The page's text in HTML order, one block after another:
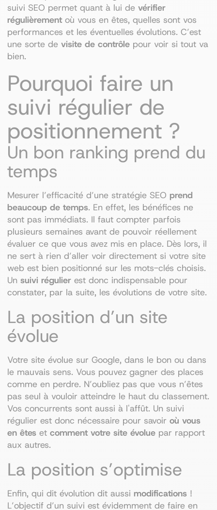
suivi SEO permet quant à lui de vérifier
régulièrement où vous en êtes, quelles sont vos
performances et les éventuelles évolutions. C’est
une sorte de visite de contrôle pour voir si tout va
bien.
Pourquoi faire un
suivi régulier de
positionnement ?
Un bon ranking prend du
temps
Mesurer l’efficacité d’une stratégie SEO prend
beaucoup de temps. En effet, les bénéfices ne
sont pas immédiats. Il faut compter parfois
plusieurs semaines avant de pouvoir réellement
évaluer ce que vous avez mis en place. Dès lors, il
ne sert à rien d’aller voir directement si votre site
web est bien positionné sur les mots-clés choisis.
Un suivi régulier est donc indispensable pour
constater, par la suite, les évolutions de votre site.
La position d’un site
évolue
Votre site évolue sur Google, dans le bon ou dans
le mauvais sens. Vous pouvez gagner des places
comme en perdre. N’oubliez pas que vous n’êtes
pas seul à vouloir atteindre le haut du classement.
Vos concurrents sont aussi à l'affût. Un suivi
régulier est donc nécessaire pour savoir où vous
en êtes et comment votre site évolue par rapport
aux autres.
La position s’optimise
Enfin, qui dit évolution dit aussi modifications !
L’objectif d’un suivi est évidemment de faire en